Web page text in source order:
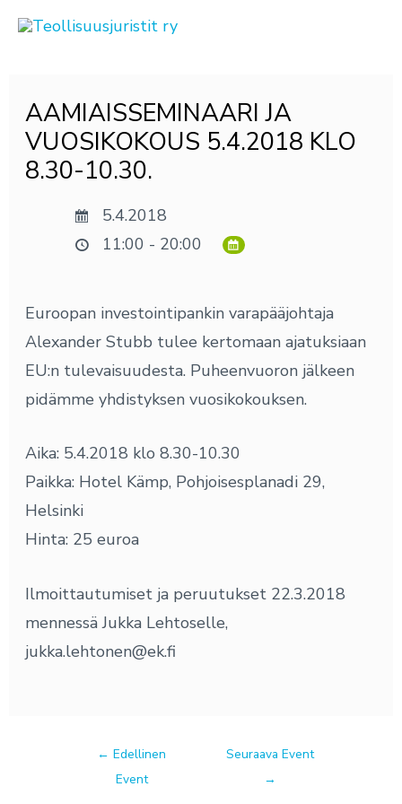
Siirry
AAMIAISSEMINAARI JA
VUOSIKOKOUS 5.4.2018 KLO
8.30-10.30.
5.4.2018
11:00 - 20:00
Euroopan investointipankin varapääjohtaja
Alexander Stubb tulee kertomaan ajatuksiaan
EU:n tulevaisuudesta. Puheenvuoron jälkeen
pidämme yhdistyksen vuosikokouksen.
Aika: 5.4.2018 klo 8.30-10.30
Paikka: Hotel Kämp, Pohjoisesplanadi 29,
Helsinki
Hinta: 25 euroa
Ilmoittautumiset ja peruutukset 22.3.2018
mennessä Jukka Lehtoselle,
jukka.lehtonen@ek.fi
navigation
← Edellinen
Event
Seuraava Event
→